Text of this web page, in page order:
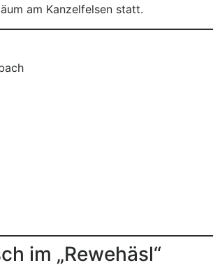
am Kanzelfelsen statt.
im „Rewehäsl“